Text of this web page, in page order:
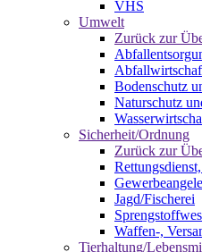
VHS
Umwelt
Zurück zur
Bodenschutz
Naturschutz
Sicherheit/Ordnung
Zurück zur
Jagd/Fischerei
Waffen-,
Tierhaltung/